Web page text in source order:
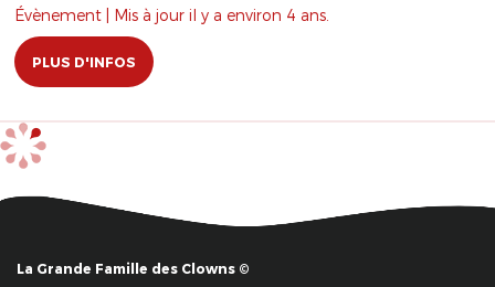
Évènement | Mis à jour il y a environ 4 ans.
PLUS D'INFOS
La Grande Famille des Clowns ©